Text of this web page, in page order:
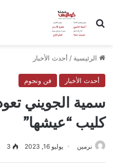
بحث عن
الرئيسية / أحدث الأخبار
أحدث الأخبار فن ونجوم
سمية الجويني
كليب “عيشها”
نرمين يوليو 16, 2023 3